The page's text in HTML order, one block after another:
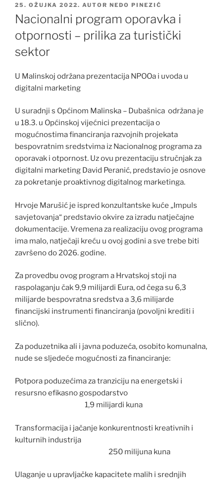
OBJAVLJENO
25. OŽUJKA 2022. AUTOR NEDO PINEZIĆ
Nacionalni program oporavka i
otpornosti – prilika za turistički
sektor
U Malinskoj održana prezentacija NPOOa i uvoda u
digitalni marketing
U suradnji s Općinom Malinska – Dubašnica održana je
u 18.3. u Općinskoj vijećnici prezentacija o
mogućnostima financiranja razvojnih projekata
bespovratnim sredstvima iz Nacionalnog programa za
oporavak i otpornost. Uz ovu prezentaciju stručnjak za
digitalni marketing David Peranić, predstavio je osnove
za pokretanje proaktivnog digitalnog marketinga.
Hrvoje Marušić je ispred konzultantske kuće „Impuls
savjetovanja“ predstavio okvire za izradu natječajne
dokumentacije. Vremena za realizaciju ovog programa
ima malo, natječaji kreću u ovoj godini a sve trebe biti
završeno do 2026. godine.
Za provedbu ovog program a Hrvatskoj stoji na
raspolaganju čak 9,9 milijardi Eura, od čega su 6,3
milijarde bespovratna sredstva a 3,6 milijarde
financijski instrumenti financiranja (povoljni krediti i
slično).
Za poduzetnika ali i javna poduzeća, osobito komunalna,
nude se sljedeće mogućnosti za financiranje:
Potpora poduzećima za tranziciju na energetski i
resursno efikasno gospodarstvo
1,9 milijardi kuna
Transformacija i jačanje konkurentnosti kreativnih i
kulturnih industrija
250 milijuna kuna
Ulaganje u upravljačke kapacitete malih i srednjih